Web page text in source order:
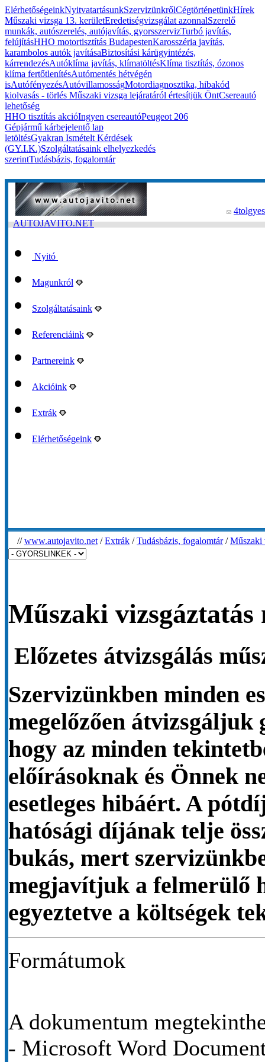
ElérhetőségeinkNyitvatartásunkSzervizünkrőlCégtörténetünkHírek
Műszaki vizsga 13. kerületEredetiségvizsgálat azonnalSzerelő
munkák, autószerelés, autójavítás, gyorsszervizTurbó javítás,
felújításHHO motortisztítás BudapestenKarosszéria javítás,
karambolos autók javításaBiztosítási kárügyintézés,
kárrendezésAutóklíma javítás, klímatöltésKlíma tisztítás, ózonos
klíma fertőtlenítésAutómentés hétvégén
isAutófényezésAutóvillamosságMotordiagnosztika, hibakód
kiolvasás - törlés Műszaki vizsga lejáratáról értesítjük ÖntCsereautó
lehetőség
HHO tisztítás akcióIngyen csereautóPeugeot 206
Gépjármű kárbejelentő lap
letöltésGyakran Ismételt Kérdések
(GY.I.K.)Szolgáltatásaink elhelyezkedés
szerintTudásbázis, fogalomtár
AUTOJAVITO.NET
Nyitó
Magunkról
Szolgáltatásaink
Referenciáink
Partnereink
Akcióink
Extrák
Elérhetőségeink
//www.autojavito.net /Extrák /Tudásbázis, fogalomtár/Műszaki
Műszaki vizsgáztatás
Előzetes átvizsgálás
Szervizünkben minden
megelőzően átvizsgáljuk
hogy az minden
előírásoknak és Önnek
esetleges hibáért. A
hatósági díjának telje
bukás, mert
megjavítjuk a felmerülő
egyeztetve a költségek
Formátumok
A dokumentum
- Microsoft Word